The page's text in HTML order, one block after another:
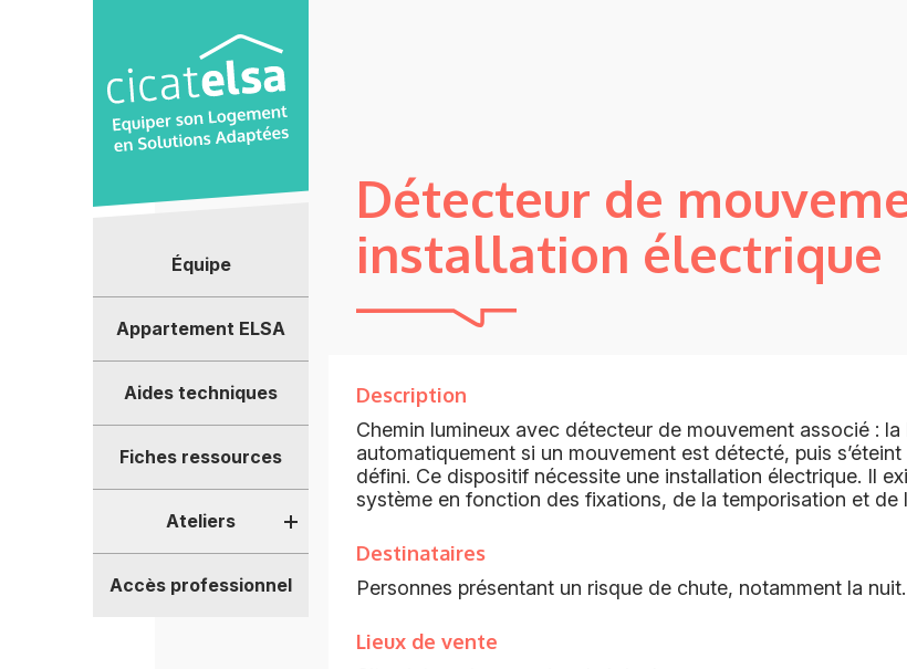
Équipe
Appartement ELSA
Aides techniques
Fiches ressources
Ateliers
Accès professionnel
Détecteur de
installation électrique
Description
Chemin lumineux avec détecteur de mouvement associé : la
automatiquement si un mouvement est détecté, puis
défini. Ce dispositif nécessite une installation électrique. Il
système en fonction des fixations, de la temporisation et de
Destinataires
Personnes présentant un risque de chute, notamment la nuit.
Lieux de vente